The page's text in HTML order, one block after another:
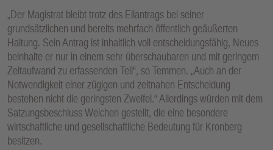
„Der Magistrat bleibt trotz des Eilantrags bei seiner
grundsätzlichen und bereits mehrfach öffentlich geäußerten
Haltung. Sein Antrag ist inhaltlich voll entscheidungsfähig, Neues
beinhalte er nur in einem sehr überschaubaren und mit geringem
Zeitaufwand zu erfassenden Teil“, so Temmen. „Auch an der
Notwendigkeit einer zügigen und zeitnahen Entscheidung
bestehen nicht die geringsten Zweifel.“ Allerdings würden mit dem
Satzungsbeschluss Weichen gestellt, die eine besondere
wirtschaftliche und gesellschaftliche Bedeutung für Kronberg
besitzen.